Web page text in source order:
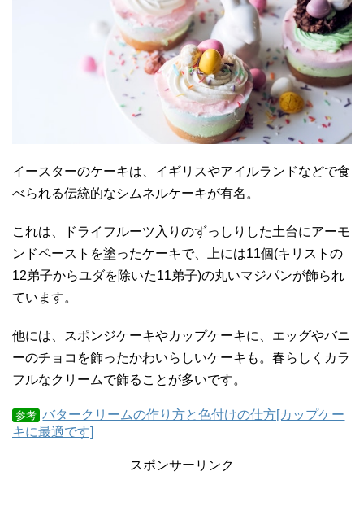
イースターのケーキは、イギリスやアイルランドなどで食
べられる伝統的なシムネルケーキが有名。
これは、ドライフルーツ入りのずっしりした土台にアーモ
ンドペーストを塗ったケーキで、上には11個(キリストの
12弟子からユダを除いた11弟子)の丸いマジパンが飾られ
ています。
他には、スポンジケーキやカップケーキに、エッグやバニ
ーのチョコを飾ったかわいらしいケーキも。春らしくカラ
フルなクリームで飾ることが多いです。
参考 バタークリームの作り方と色付けの仕方[カップケー
キに最適です]
スポンサーリンク